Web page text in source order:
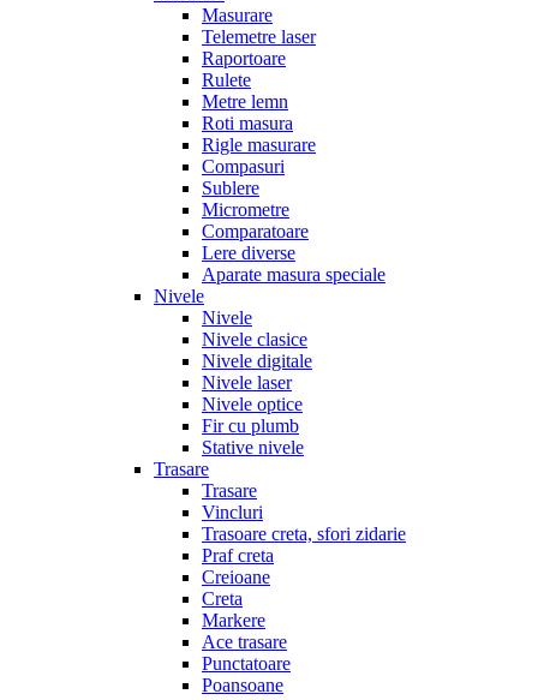
Masurare
Telemetre laser
Raportoare
Rulete
Metre lemn
Roti masura
Rigle masurare
Compasuri
Sublere
Micrometre
Comparatoare
Lere diverse
Aparate masura speciale
Nivele
Nivele
Nivele clasice
Nivele digitale
Nivele laser
Nivele optice
Fir cu plumb
Stative nivele
Trasare
Trasare
Vincluri
Trasoare creta, sfori zidarie
Praf creta
Creioane
Creta
Markere
Ace trasare
Punctatoare
Poansoane